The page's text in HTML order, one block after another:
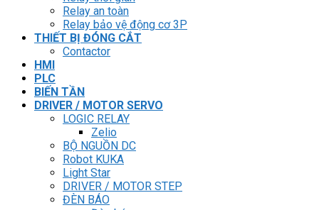
Relay an toàn
Relay bảo vệ động cơ 3P
THIẾT BỊ ĐÓNG CẮT
Contactor
HMI
PLC
BIẾN TẦN
DRIVER / MOTOR SERVO
LOGIC RELAY
Zelio
BỘ NGUỒN DC
Robot KUKA
Light Star
DRIVER / MOTOR STEP
ĐÈN BÁO